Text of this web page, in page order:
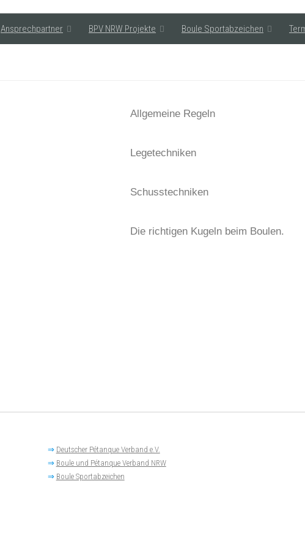
Ansprechpartner BPV NRW Projekte Boule Sportabzeichen
Allgemeine Regeln
Legetechniken
Schusstechniken
Die richtigen Kugeln beim Boulen.
⇒ Deutscher Pétanque Verband e.V.
⇒ Boule und Pétanque Verband NRW
⇒ Boule Sportabzeichen